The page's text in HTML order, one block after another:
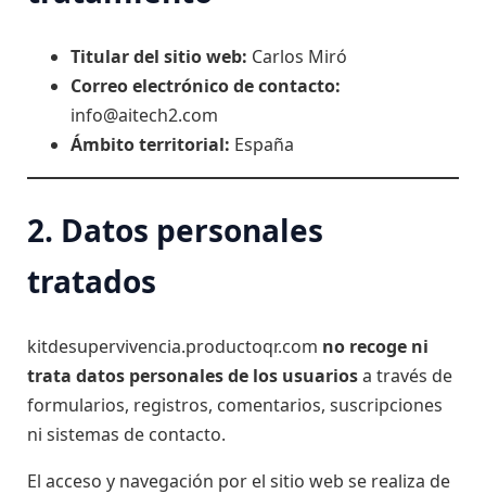
Titular del sitio web: Carlos Miró
Correo electrónico de contacto:
info@aitech2.com
Ámbito territorial: España
2. Datos personales
tratados
kitdesupervivencia.productoqr.com no recoge ni
trata datos personales de los usuariosa través de
formularios, registros, comentarios, suscripciones
ni sistemas de contacto.
El acceso y navegación por el sitio web se realiza de